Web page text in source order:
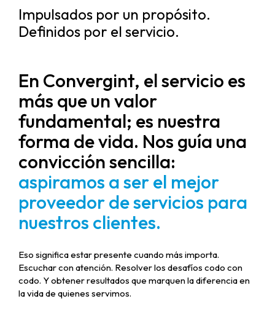
Impulsados ​​por un propósito.
Definidos por el servicio.
En Convergint, el servicio es
más que un valor
fundamental; es nuestra
forma de vida. Nos guía una
convicción sencilla:
aspiramos a ser el mejor
proveedor de servicios para
nuestros clientes.
Eso significa estar presente cuando más importa.
Escuchar con atención. Resolver los desafíos codo con
codo. Y obtener resultados que marquen la diferencia en
la vida de quienes servimos.